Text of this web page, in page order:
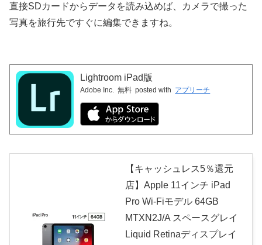
直接SDカードからデータを読み込めば、カメラで撮った
写真を旅行先ですぐに編集できますね。
Lightroom iPad版
Adobe Inc. 無料 posted with アプリーチ
【キャッシュレス5％還元
店】Apple 11インチ iPad
Pro Wi-Fiモデル 64GB
MTXN2J/A スペースグレイ
Liquid Retinaディスプレイ